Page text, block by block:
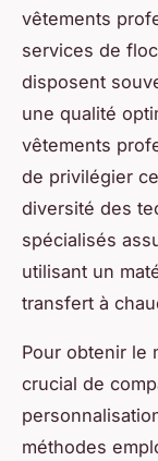
vêtements
services de
disposent
une qualité
vêtements
de privilégier
diversité des
spécialisés
utilisant un
transfert à
Pour obtenir le
crucial de
méthodes